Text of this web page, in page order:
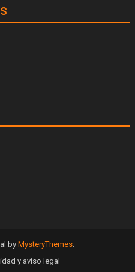
by MysteryThemes
y aviso legal